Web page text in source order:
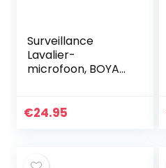
Surveillance
Lavalier-
microfoon, BOYA
condensator
€24.95